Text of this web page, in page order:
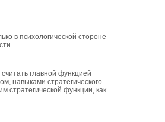
в психологической стороне
главной функцией
навыками стратегического
функции, как